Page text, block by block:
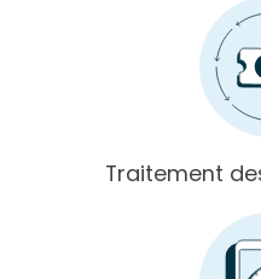
Traitement